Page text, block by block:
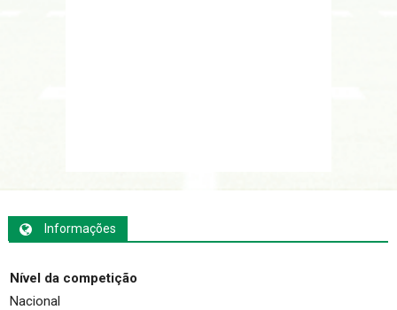
Informações
Nível da competição
Nacional